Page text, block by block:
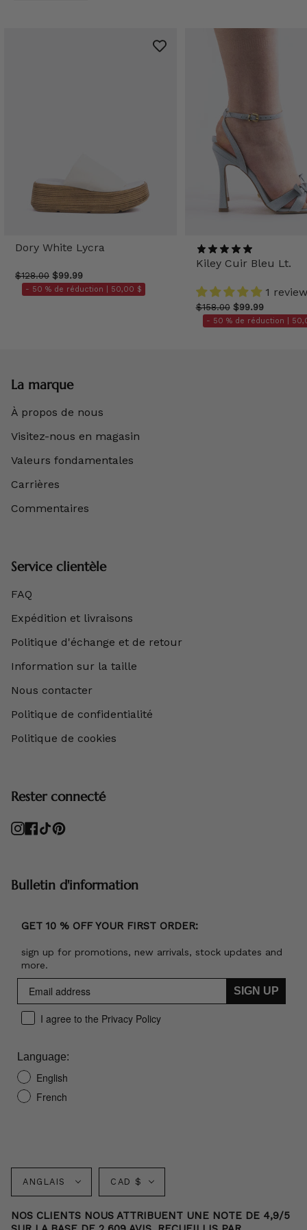
Dory White Lycra
$128.00 $99.99
- 50 % de réduction | 50,00 $
Kiley Cuir Bleu Lt.
1 review
$158.00 $99.99
- 50 % de réduction |
La marque
À propos de nous
Visitez-nous en magasin
Valeurs fondamentales
Carrières
Commentaires
Service clientèle
FAQ
Expédition et livraisons
Politique d'échange et de retour
Information sur la taille
Nous contacter
Politique de confidentialité
Politique de cookies
Rester connecté
Instagram
Facebook
TikTokPinterest
Bulletin d'information
GET 10 % OFF YOUR FIRST ORDER:
sign up for promotions, new arrivals, stock updates and
more.
SIGN UP
I agree to the Privacy Policy
Language:
English
French
Langue
ANGLAIS Monnaie
CAD $
NOS CLIENTS NOUS ATTRIBUENT UNE NOTE DE 4,9/5